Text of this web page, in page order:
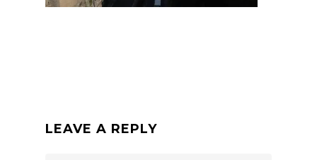
LEAVE A REPLY